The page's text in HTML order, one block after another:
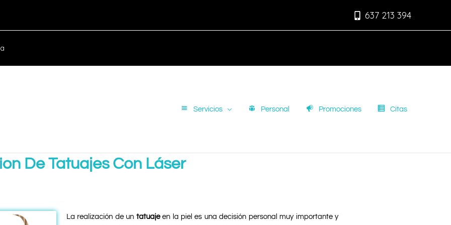
637 213 394
Servicios Personal Promociones Citas
De Tatuajes Con Láser
La realización de un tatuajeen la piel es una decisión personal muy importante y